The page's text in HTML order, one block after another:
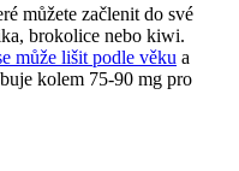
můžete začlenit do své
brokolice nebo kiwi.
může lišit podle věku a
kolem 75-90 mg pro